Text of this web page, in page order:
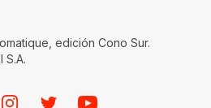
edición Cono Sur.
S.A.
InstagramTwitterYoutube